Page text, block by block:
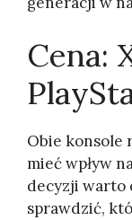
Cena:
Obie konsole
mieć wpływ
decyzji warto
sprawdzić,